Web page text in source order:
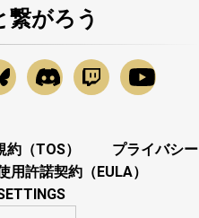
繋がろう
約（TOS）
プライバシー
用許諾契約（EULA）